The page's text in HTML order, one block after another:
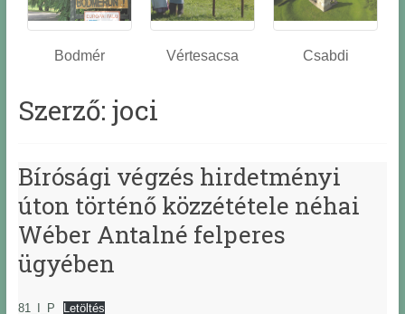
Bodmér Vértesacsa Csabdi
Szerző: joci
Bírósági végzés hirdetményi
úton történő közzététele néhai
Wéber Antalné felperes
ügyében
81_I_P Letöltés